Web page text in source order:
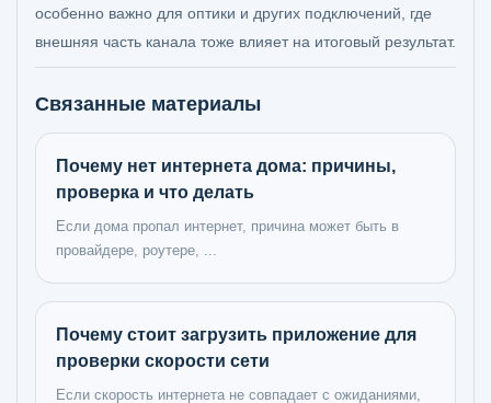
особенно важно для оптики и других подключений, где
внешняя часть канала тоже влияет на итоговый результат.
Связанные материалы
Почему нет интернета дома: причины,
проверка и что делать
Если дома пропал интернет, причина может быть в
провайдере, роутере, ...
Почему стоит загрузить приложение для
проверки скорости сети
Если скорость интернета не совпадает с ожиданиями,